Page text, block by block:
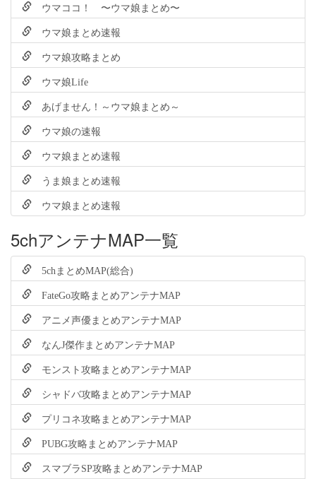
ウマココ！ 〜ウマ娘まとめ〜
ウマ娘まとめ速報
ウマ娘攻略まとめ
ウマ娘Life
あげません！～ウマ娘まとめ～
ウマ娘の速報
ウマ娘まとめ速報
うま娘まとめ速報
ウマ娘まとめ速報
5chアンテナMAP一覧
5chまとめMAP(総合)
FateGo攻略まとめアンテナMAP
アニメ声優まとめアンテナMAP
なんJ傑作まとめアンテナMAP
モンスト攻略まとめアンテナMAP
シャドバ攻略まとめアンテナMAP
プリコネ攻略まとめアンテナMAP
PUBG攻略まとめアンテナMAP
スマブラSP攻略まとめアンテナMAP